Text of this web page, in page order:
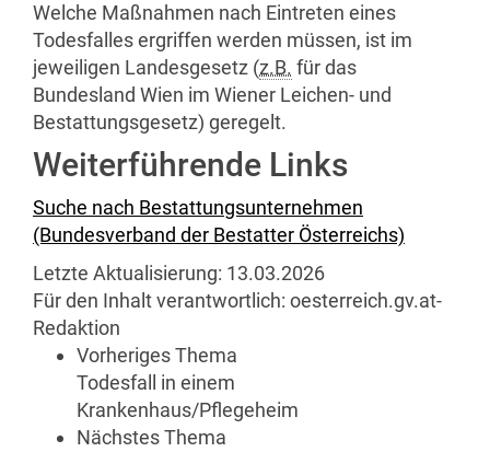
Welche Maßnahmen nach Eintreten eines
Todesfalles ergriffen werden müssen, ist im
jeweiligen Landesgesetz (z.B. für das
Bundesland Wien im Wiener Leichen- und
Bestattungsgesetz) geregelt.
Weiterführende Links
Suche nach Bestattungsunternehmen
(Bundesverband der Bestatter Österreichs)
Letzte Aktualisierung: 13.03.2026
Für den Inhalt verantwortlich: oesterreich.gv.at-
Redaktion
Vorheriges Thema
Todesfall in einem
Krankenhaus/Pflegeheim
Nächstes Thema